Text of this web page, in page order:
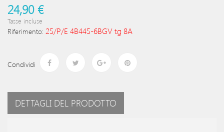
24,90 €
Tasse incluse
Riferimento: 25/P/E 4B445-6BGV tg 8A
Condividi
DETTAGLI DEL PRODOTTO